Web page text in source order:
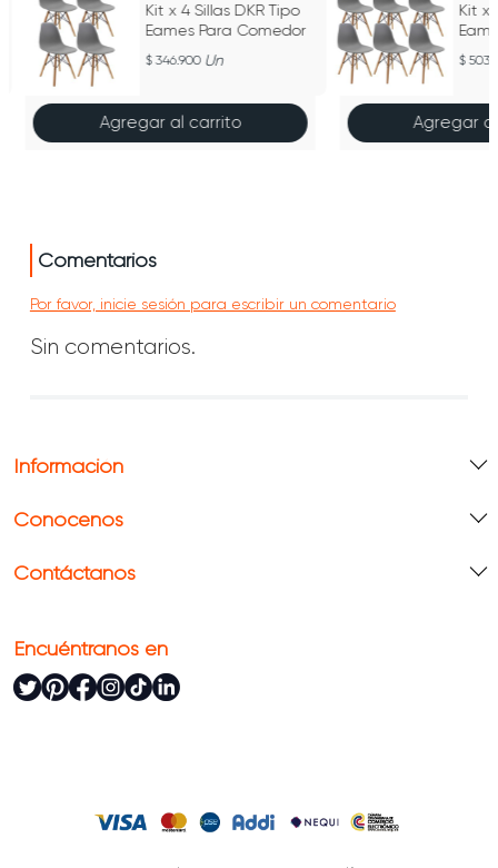
Kit x 4 Sillas DKR Tipo
Eames Para Comedor
346.900 Un
Agregar al carrito
Kit x
Agregar
Comentarios
Por favor, inicie sesión para escribir un comentario
Sin comentarios.
Información
Conócenos
Contáctanos
Encuéntranos en